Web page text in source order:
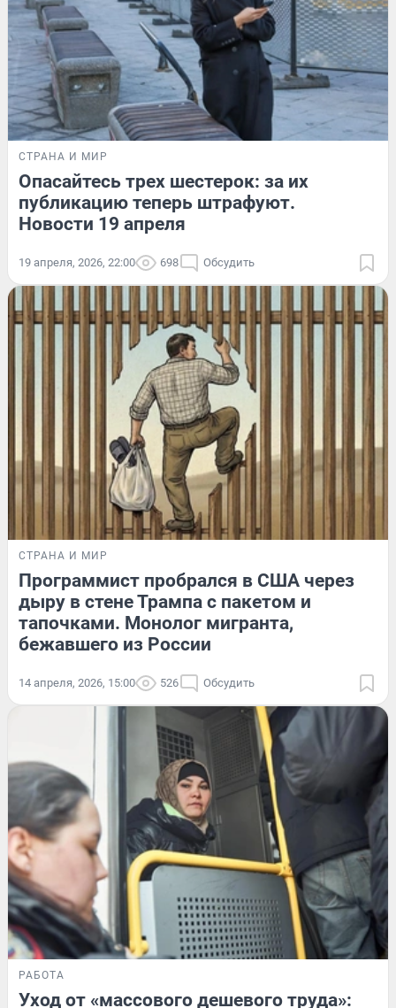
СТРАНА И МИР
Опасайтесь трех шестерок: за их
публикацию теперь штрафуют.
Новости 19 апреля
19 апреля, 2026, 22:00 698 Обсудить
СТРАНА И МИР
Программист пробрался в США через
дыру в стене Трампа с пакетом и
тапочками. Монолог мигранта,
бежавшего из России
14 апреля, 2026, 15:00 526 Обсудить
РАБОТА
Уход от «массового дешевого труда»: